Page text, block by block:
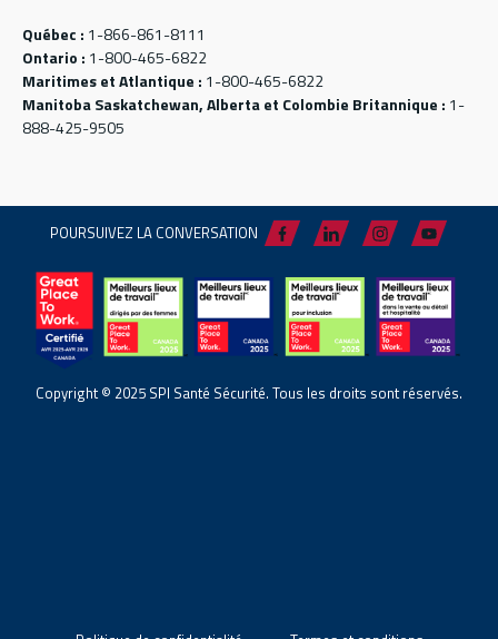
Québec : 1-866-861-8111
Ontario : 1-800-465-6822
Maritimes et Atlantique : 1-800-465-6822
Manitoba Saskatchewan, Alberta et Colombie Britannique : 1-
888-425-9505
POURSUIVEZ LA CONVERSATION
Copyright © 2025 SPI Santé Sécurité. Tous les droits sont réservés.